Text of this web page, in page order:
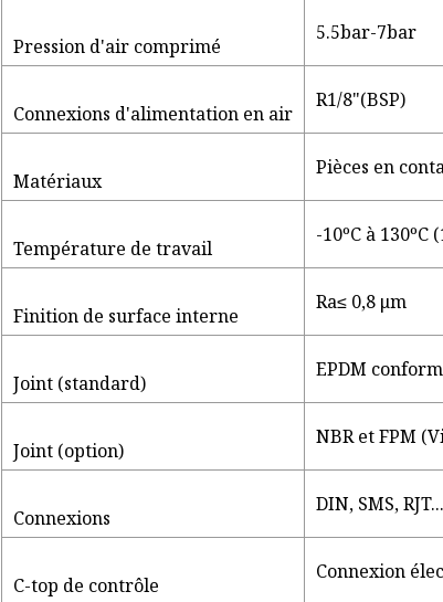
Pression d'air comprimé
5.5bar-7bar
Connexions d'alimentation en air
R1/8"(BSP)
Matériaux
Pièces en
Température de travail
-10ºC à
Finition de surface interne
Ra≤ 0,8 μm
Joint (standard)
EPDM
Joint (option)
NBR et FPM
Connexions
DIN, SMS, RJT...
C-top de contrôle
Connexion